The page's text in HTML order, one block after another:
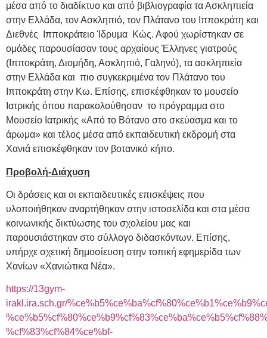
μέσα από το διαδίκτυο και από βιβλιογραφία τα Ασκληπιεία
στην Ελλάδα, τον Ασκληπιό, τον Πλάτανο του Ιπποκράτη και
Διεθνές Ιπποκράτειο Ίδρυμα Κώς. Αφού χωρίστηκαν σε
ομάδες παρουσίασαν τους αρχαίους Έλληνες γιατρούς
(Ιπποκράτη, Διομήδη, Ασκληπιό, Γαληνό), τα ασκληπιεία
στην Ελλάδα και πιο συγκεκριμένα τον Πλάτανο του
Ιπποκράτη στην Κω. Επίσης, επισκέφθηκαν το μουσείο
Ιατρικής όπου παρακολούθησαν το πρόγραμμα στο
Μουσείο Ιατρικής «Από το Βότανο στο σκεύασμα και το
άρωμα» και τέλος μέσα από εκπαιδευτική εκδρομή στα
Χανιά επισκέφθηκαν τον βοτανικό κήπο.
Προβολή-Διάχυση
Οι δράσεις και οι εκπαιδευτικές επισκέψεις που
υλοποιήθηκαν αναρτήθηκαν στην ιστοσελίδα και στα μέσα
κοινωνικής δικτύωσης του σχολείου μας και
παρουσιάστηκαν στο σύλλογο διδασκόντων. Επίσης,
υπήρχε σχετική δημοσίευση στην τοπική εφημερίδα των
Χανίων «Χανιώτικα Νέα».
https://13gym-
irakl.ira.sch.gr/
%cf%83%cf%84%ce%bf-